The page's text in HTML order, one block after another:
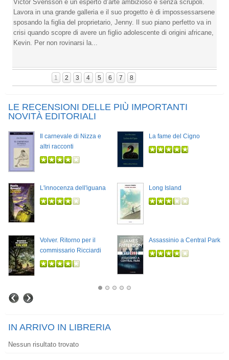
Victor Svensson è un esperto d’arte ambizioso e senza scrupoli.
Lavora in una grande galleria e il suo progetto è di impossessarsene
sposando la figlia del proprietario, Jenny. Il suo piano perfetto va in
crisi quando scopre di avere un figlio adolescente di origini africane,
Kevin. Per non rovinarsi la...
1 2 3 4 5 6 7 8
LE RECENSIONI DELLE PIÙ IMPORTANTI
NOVITÀ EDITORIALI
Il carnevale di Nizza e
altri racconti
La fame del Cigno
L'innocenza dell'iguana Long Island
Volver. Ritorno per il
commissario Ricciardi
Assassinio a Central Park
IN ARRIVO IN LIBRERIA
Nessun risultato trovato